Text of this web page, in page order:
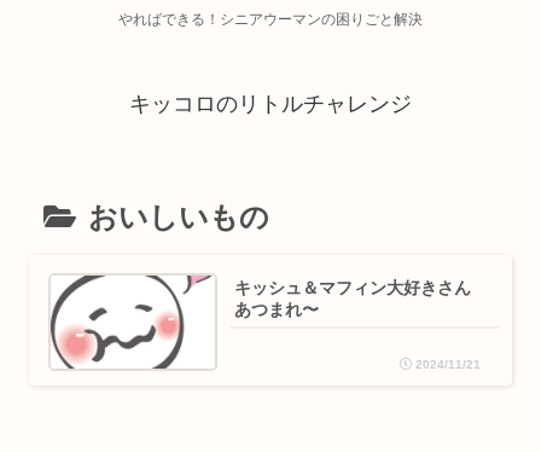
やればできる！シニアウーマンの困りごと解決
キッコロのリトルチャレンジ
おいしいもの
キッシュ＆マフィン大好きさん
あつまれ〜
2024/11/21